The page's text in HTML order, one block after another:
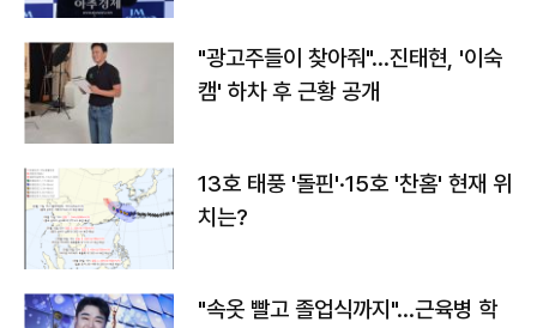
"광고주들이 찾아줘"…진태현, '이숙
캠' 하차 후 근황 공개
13호 태풍 '돌핀'·15호 '찬홈' 현재 위
치는?
"속옷 빨고 졸업식까지"…근육병 학